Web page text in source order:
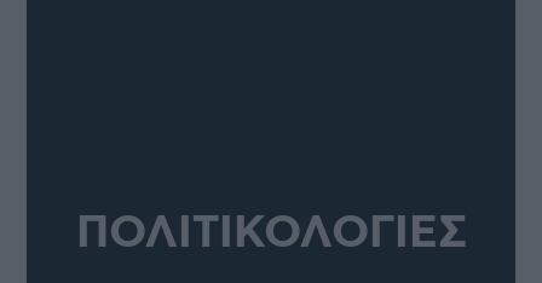
ΠΟΛΙΤΙΚΟΛΟΓΙΕΣ